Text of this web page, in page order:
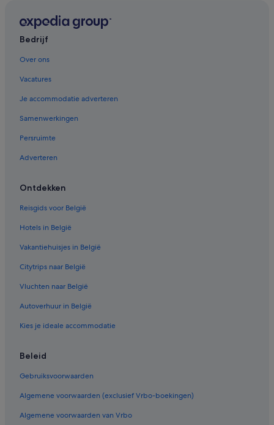
Bedrijf
Over ons
Vacatures
Je accommodatie adverteren
Samenwerkingen
Persruimte
Adverteren
Ontdekken
Reisgids voor België
Hotels in België
Vakantiehuisjes in België
Citytrips naar België
Vluchten naar België
Autoverhuur in België
Kies je ideale accommodatie
Beleid
Gebruiksvoorwaarden
Algemene voorwaarden (exclusief Vrbo-boekingen)
Algemene voorwaarden van Vrbo